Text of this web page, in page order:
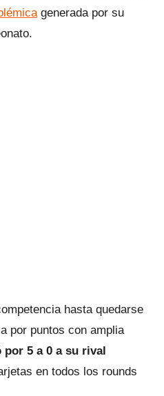
generada por su
hasta quedarse
por puntos con amplia
por 5 a 0 a su rival
en todos los rounds